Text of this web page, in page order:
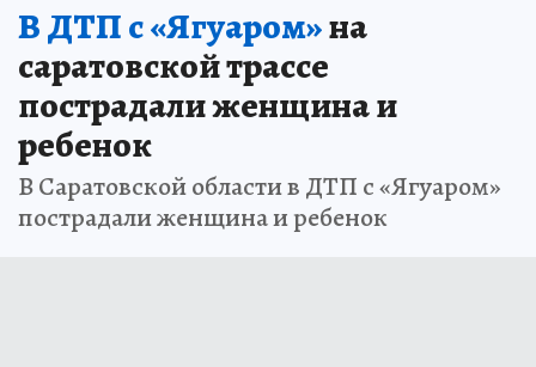
В ДТП с «Ягуаром»на
саратовской трассе
пострадали женщина и
ребенок
В Саратовской области в ДТП с «Ягуаром»
пострадали женщина и ребенок